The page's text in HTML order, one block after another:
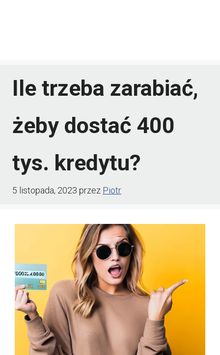
Ile trzeba zarabiać,
żeby dostać 400
tys. kredytu?
5 listopada, 2023 przez Piotr